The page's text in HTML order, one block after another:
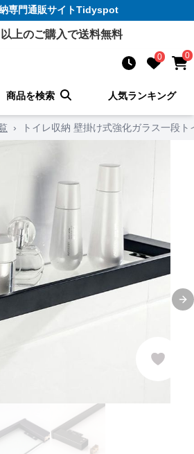
専門通販サイトTidyspot
上のご購入で送料無料
0 0
商品を検索 人気ランキング
› トイレ収納 壁掛け式強化ガラス一段ト